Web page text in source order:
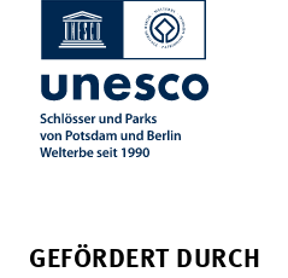
GEFÖRDERT DURCH